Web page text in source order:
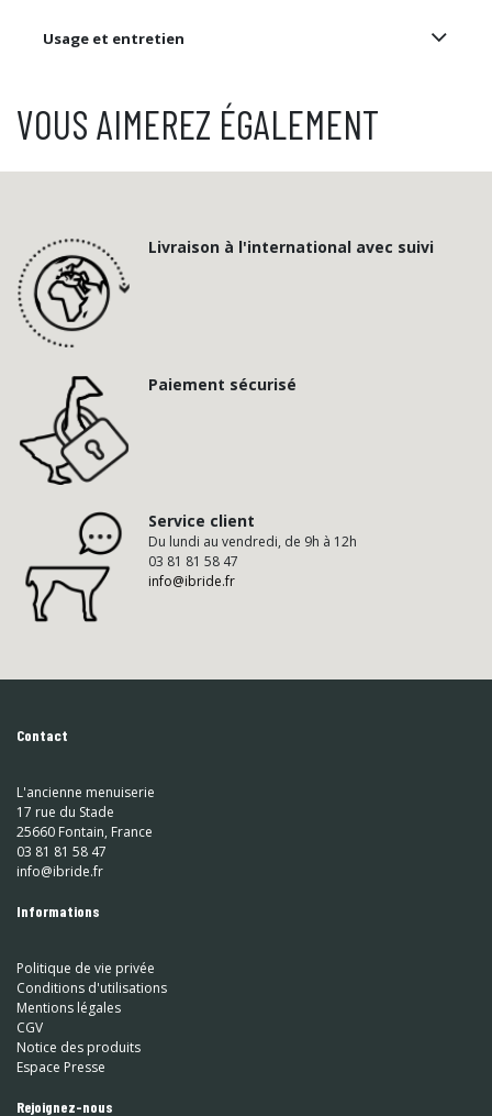
Usage et entretien
VOUS AIMEREZ ÉGALEMENT
Livraison à l'international avec suivi
Paiement sécurisé
Service client
Du lundi au vendredi, de 9h à 12h
03 81 81 58 47
info@ibride.fr
Contact
L'ancienne menuiserie
17 rue du Stade
25660 Fontain, France
03 81 81 58 47
info@ibride.fr
Informations
Politique de vie privée
Conditions d'utilisations
Mentions légales
CGV
Notice des produits
Espace Presse
Rejoignez-nous